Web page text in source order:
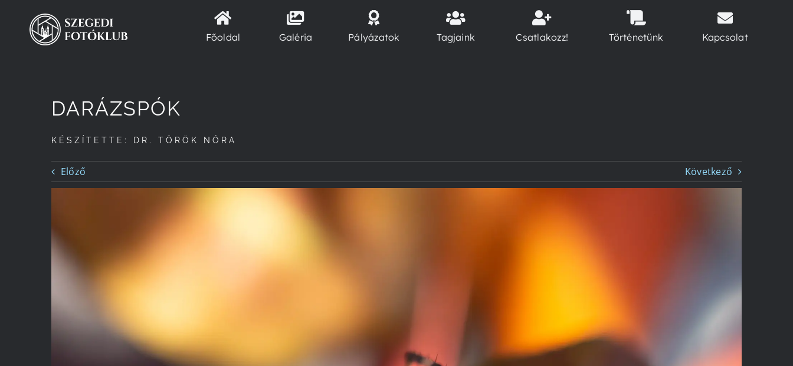
Kihagyás
Főoldal Galéria Pályázatok Tagjaink Csatlakozz! Történetünk Kapcsolat
DARÁZSPÓK
KÉSZÍTETTE: DR. TÖRÖK NÓRA
Előző Következő